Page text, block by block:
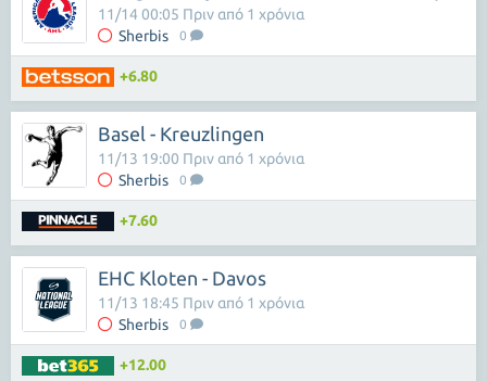
Sherbis 0
11/14 00:05 Πριν από 1 χρόνια
+6.80
Basel - Kreuzlingen
Sherbis 0
11/13 19:00 Πριν από 1 χρόνια
+7.60
EHC Kloten - Davos
Sherbis 0
11/13 18:45 Πριν από 1 χρόνια
+12.00